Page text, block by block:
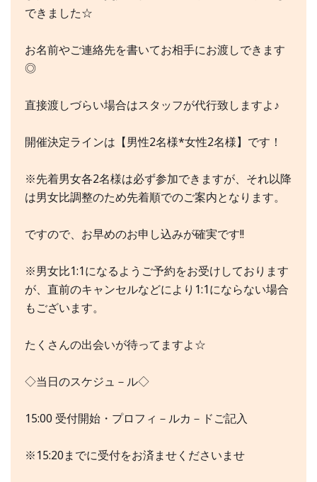
できました☆
お名前やご連絡先を書いてお相手にお渡しできます
◎
直接渡しづらい場合はスタッフが代行致しますよ♪
開催決定ラインは【男性2名様*女性2名様】です！
※先着男女各2名様は必ず参加できますが、それ以降
は男女比調整のため先着順でのご案内となります。
ですので、お早めのお申し込みが確実です!!
※男女比1:1になるようご予約をお受けしております
が、直前のキャンセルなどにより1:1にならない場合
もございます。
たくさんの出会いが待ってますよ☆
◇当日のスケジュ－ル◇
15:00 受付開始・プロフィ－ルカ－ドご記入
※15:20までに受付をお済ませくださいませ